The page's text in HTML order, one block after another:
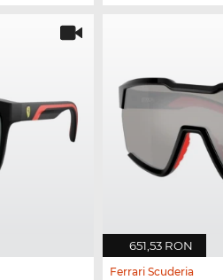
651,53 RON
Ferrari Scuderia